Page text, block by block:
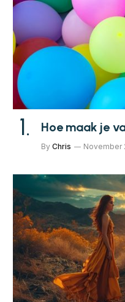
Hoe maak je
By Chris November